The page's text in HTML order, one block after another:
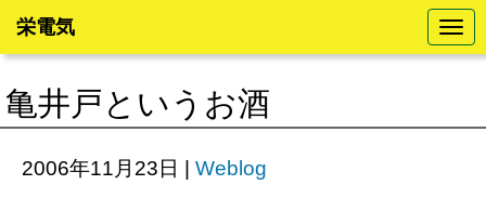
N
a
v
t
栄電気
亀井戸というお酒
2006年11月23日 | Weblog